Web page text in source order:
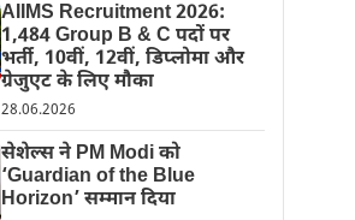
AIIMS Recruitment 2026:
1,484 Group B & C पदों पर
भर्ती, 10वीं, 12वीं, डिप्लोमा और
ग्रेजुएट के लिए मौका
28.06.2026
सेशेल्स ने PM Modi को
‘Guardian of the Blue
Horizon’ सम्मान दिया